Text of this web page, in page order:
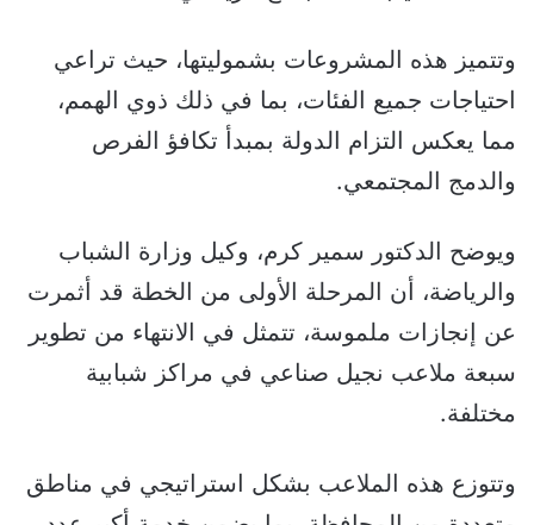
وتتميز هذه المشروعات بشموليتها، حيث تراعي
احتياجات جميع الفئات، بما في ذلك ذوي الهمم،
مما يعكس التزام الدولة بمبدأ تكافؤ الفرص
والدمج المجتمعي.
ويوضح الدكتور سمير كرم، وكيل وزارة الشباب
والرياضة، أن المرحلة الأولى من الخطة قد أثمرت
عن إنجازات ملموسة، تتمثل في الانتهاء من تطوير
سبعة ملاعب نجيل صناعي في مراكز شبابية
مختلفة.
وتتوزع هذه الملاعب بشكل استراتيجي في مناطق